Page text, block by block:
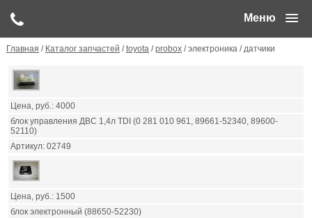
Меню
Главная / Каталог запчастей /toyota/probox/ электроника / датчики
4000
блок управления ДВС 1,4л TDI (0 281 010 961, 89661-52340, 89600-
52110)
02749
1500
блок электронный (88650-52230)